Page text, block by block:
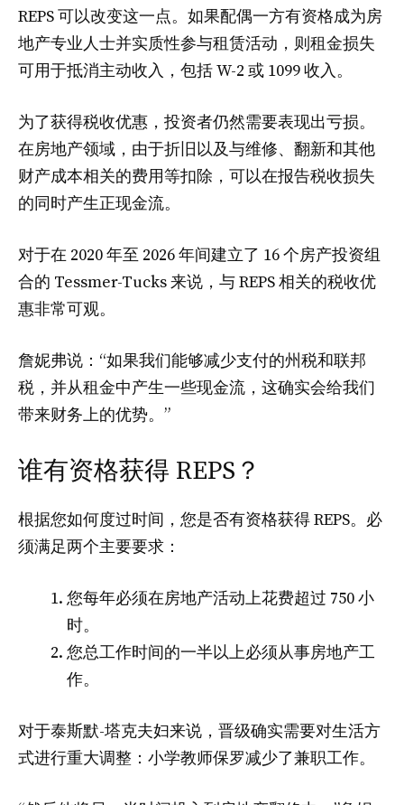
REPS 可以改变这一点。如果配偶一方有资格成为房
地产专业人士并实质性参与租赁活动，则租金损失
可用于抵消主动收入，包括 W-2 或 1099 收入。
为了获得税收优惠，投资者仍然需要表现出亏损。
在房地产领域，由于折旧以及与维修、翻新和其他
财产成本相关的费用等扣除，可以在报告税收损失
的同时产生正现金流。
对于在 2020 年至 2026 年间建立了 16 个房产投资组
合的 Tessmer-Tucks 来说，与 REPS 相关的税收优
惠非常可观。
詹妮弗说：“如果我们能够减少支付的州税和联邦
税，并从租金中产生一些现金流，这确实会给我们
带来财务上的优势。”
谁有资格获得 REPS？
根据您如何度过时间，您是否有资格获得 REPS。必
须满足两个主要要求：
您每年必须在房地产活动上花费超过 750 小
时。
您总工作时间的一半以上必须从事房地产工
作。
对于泰斯默-塔克夫妇来说，晋级确实需要对生活方
式进行重大调整：小学教师保罗减少了兼职工作。